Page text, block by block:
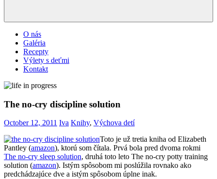
O nás
Galéria
Recepty
Výlety s deťmi
Kontakt
The no-cry discipline solution
October 12, 2011 Iva Knihy, Výchova detí
Toto je už tretia kniha od Elizabeth
Pantley (amazon), ktorú som čítala. Prvá bola pred dvoma rokmi
The no-cry sleep solution, druhá toto leto The no-cry potty training
solution (amazon). Istým spôsobom mi poslúžila rovnako ako
predchádzajúce dve a istým spôsobom úplne inak.